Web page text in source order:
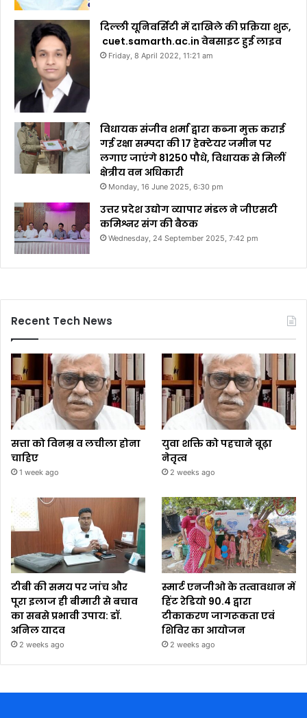
दिल्ली यूनिवर्सिटी में दाखिले की प्रक्रिया शुरू,
cuet.samarth.ac.in वेबसाइट हुई लाइव
Friday, 8 April 2022, 11:21 am
विधायक संजीव शर्मा द्वारा कब्जा मुक्त कराई
गई रक्षा सम्पदा की 17 हेक्टेयर जमीन पर
लगाए जाएंगे 81250 पौधे, विधायक से मिलीं
क्षेत्रीय वन अधिकारी
Monday, 16 June 2025, 6:30 pm
उत्तर प्रदेश उद्योग व्यापार मंडल ने जीएसटी
कमिश्नर संग की बैठक
Wednesday, 24 September 2025, 7:42 pm
Recent Tech News
सत्ता को विनम्र व लचीला होना
चाहिए
1 week ago
युवा शक्ति को पहचाने बूढ़ा
नेतृत्व
2 weeks ago
टीबी की समय पर जांच और
पूरा इलाज ही बीमारी से बचाव
का सबसे प्रभावी उपाय: डॉ.
अनिल यादव
2 weeks ago
स्मार्ट एनजीओ के तत्वावधान में
हिंट रेडियो 90.4 द्वारा
टीकाकरण जागरूकता एवं
शिविर का आयोजन
2 weeks ago